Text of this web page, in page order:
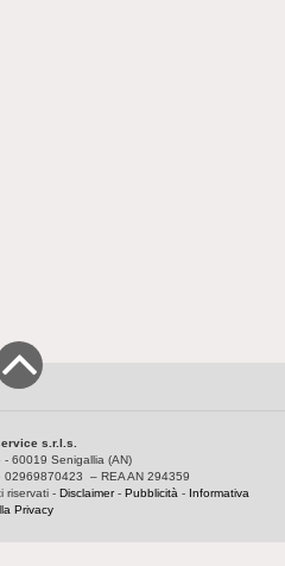
s.r.l.s.
- 60019 Senigallia (AN)
02969870423 – REA AN 294359
riservati - Disclaimer- Pubblicità - Informativa
Privacy